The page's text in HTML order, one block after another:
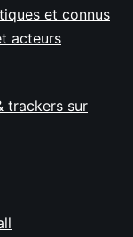
et connus
acteurs
trackers sur